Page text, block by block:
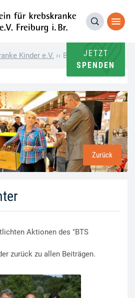
JETZT
SPENDEN
Kinder e.V. ›› BTS ReiseCenter
Zurück
Aktionen des "BTS
zurück zu allen Beiträgen.